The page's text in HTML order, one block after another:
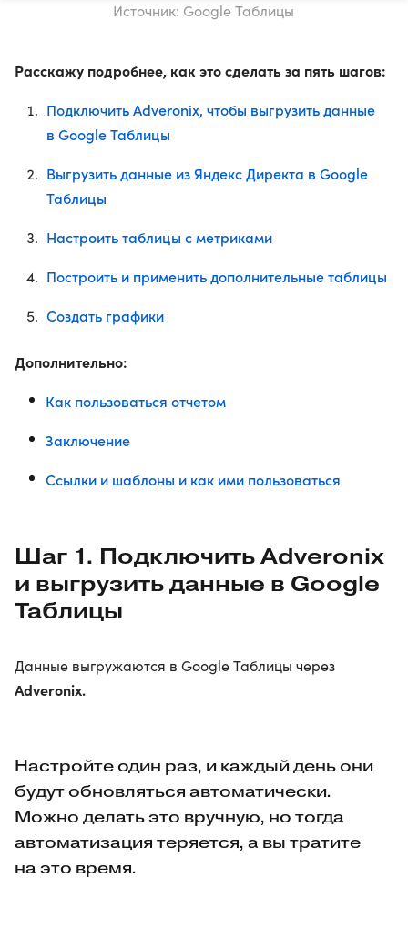
Источник: Google Таблицы
Расскажу подробнее, как это сделать за пять шагов:
Подключить Adveronix, чтобы выгрузить данные
в Google Таблицы
Выгрузить данные из Яндекс Директа в Google
Таблицы
Настроить таблицы с метриками
Построить и применить дополнительные таблицы
Создать графики
Дополнительно:
Как пользоваться отчетом
Заключение
Ссылки и шаблоны и как ими пользоваться
Шаг 1. Подключить Adveronix
и выгрузить данные в Google
Таблицы
Данные выгружаются в Google Таблицы через
Adveronix.
Настройте один раз, и каждый день они
будут обновляться автоматически.
Можно делать это вручную, но тогда
автоматизация теряется, а вы тратите
на это время.